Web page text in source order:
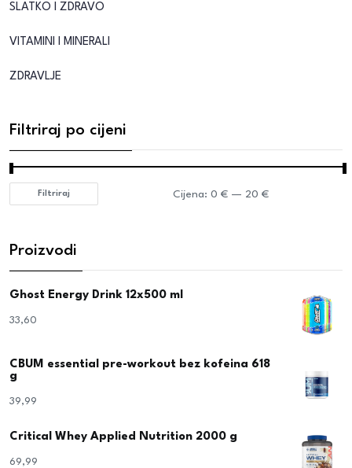
SLATKO I ZDRAVO
VITAMINI I MINERALI
ZDRAVLJE
Filtriraj po cijeni
Filtriraj Cijena: 0 €— 20 €
Proizvodi
Ghost Energy Drink 12x500 ml
33,60
CBUM essential pre-workout bez kofeina 618
g
39,99
Critical Whey Applied Nutrition 2000 g
69,99